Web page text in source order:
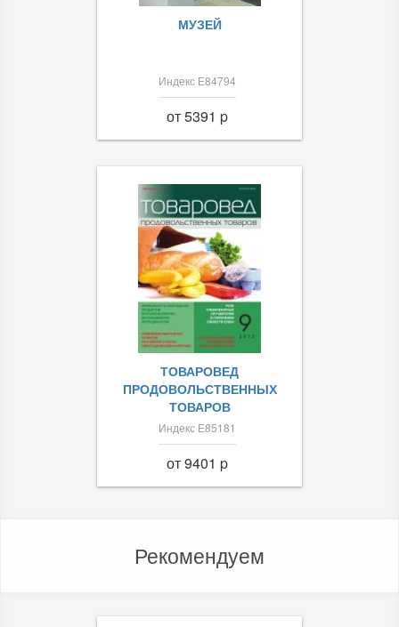
МУЗЕЙ
Индекс Е84794
от 5391 p
ТОВАРОВЕД
ПРОДОВОЛЬСТВЕННЫХ
ТОВАРОВ
Индекс Е85181
от 9401 p
Рекомендуем